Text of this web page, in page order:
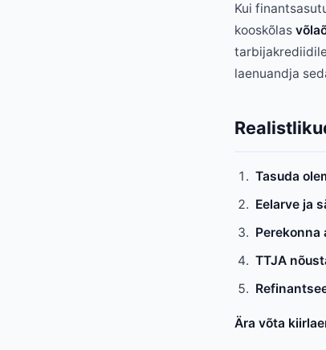
Kui
kooskõlas
laenuandja
Tasuda
Eelarve ja
Perekonna
TTJA
Ära võta